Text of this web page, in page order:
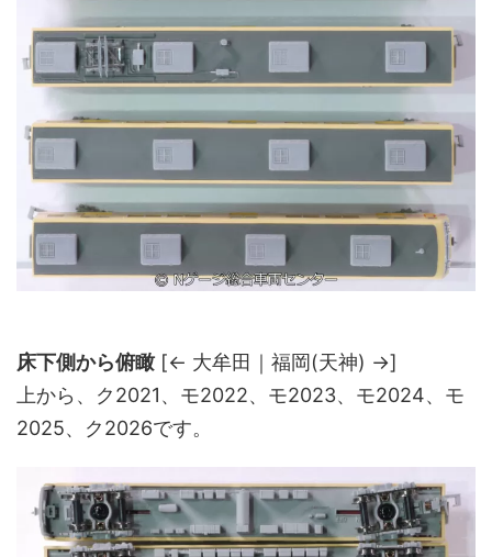
床下側から俯瞰[← 大牟田｜福岡(天神) →]
上から、ク2021、モ2022、モ2023、モ2024、モ
2025、ク2026です。